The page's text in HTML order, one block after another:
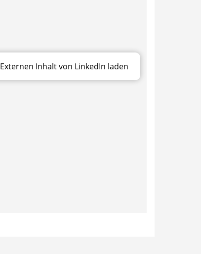
Externen Inhalt von LinkedIn laden